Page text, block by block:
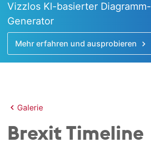
Vizzlos KI-basierter Diagramm-
Generator
Mehr erfahren und ausprobieren
Galerie
Brexit Timeline